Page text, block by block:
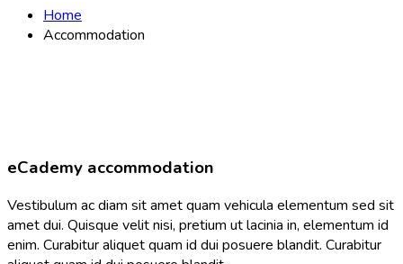
Home
Accommodation
eCademy accommodation
Vestibulum ac diam sit amet quam vehicula elementum sed sit
amet dui. Quisque velit nisi, pretium ut lacinia in, elementum id
enim. Curabitur aliquet quam id dui posuere blandit. Curabitur